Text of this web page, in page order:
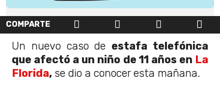
COMPARTE
Un nuevo caso de estafa telefónica
que afectó a un niño de 11 años en La
Florida, se dio a conocer esta mañana.